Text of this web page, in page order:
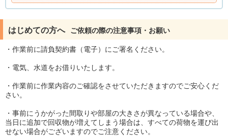
はじめての方へ ご依頼の際の注意事項・お願い
・作業前に請負契約書（電子）にご署名ください。
・電気、水道をお借りいたします。
・作業前に作業内容のご確認をさせていただきますのでご安心くだ
さい。
・事前にうかがった間取りや部屋の大きさが異なっている場合や、
当日に追加で回収物が増えてしまう場合は、すべての荷物を運び出
せない場合がございますのでご注意ください。